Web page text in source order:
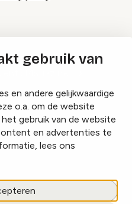
gebruik van
en andere gelijkwaardige
o.a. om de website
gebruik van de website
en advertenties te
lees ons
Magazine